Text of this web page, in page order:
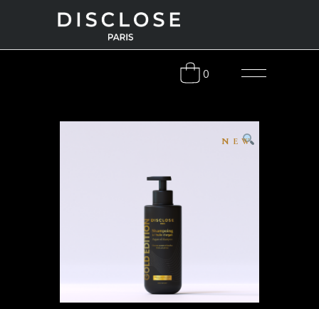
0
NEW